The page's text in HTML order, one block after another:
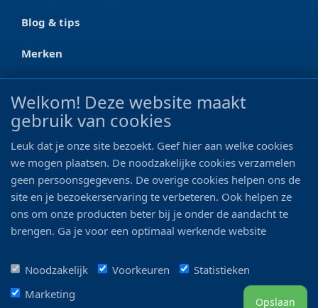
Blog & tips
Merken
CONTACT
Ootmarsumseweg 125a
0546 - 622 990
06 - 11 19 81 42
info@bo-vis.nl
Welkom! Deze website maakt
gebruik van cookies
Leuk dat je onze site bezoekt. Geef hier aan welke cookies
we mogen plaatsen. De noodzakelijke cookies verzamelen
geen persoonsgegevens. De overige cookies helpen ons de
site en je bezoekerservaring te verbeteren. Ook helpen ze
ons om onze producten beter bij je onder de aandacht te
brengen. Ga je voor een optimaal werkende website
Noodzakelijk
Voorkeuren
Statistieken
Marketing
Opslaan